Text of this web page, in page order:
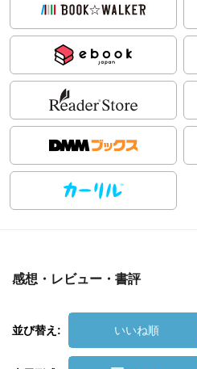
感想・レビュー・書評
並び替え: いいね順